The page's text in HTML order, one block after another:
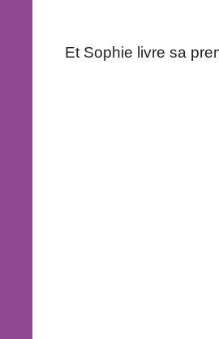
Et Sophie livre sa